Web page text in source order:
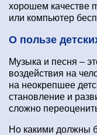
хорошем качестве
или компьютер
О пользе
Музыка и песня –
воздействия на
на неокрепшее
становление и
сложно
Но какими должны